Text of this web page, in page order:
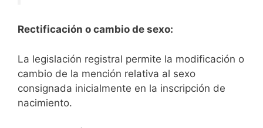
Rectificación o cambio de sexo:
La legislación registral permite la modificación o
cambio de la mención relativa al sexo
consignada inicialmente en la inscripción de
nacimiento.